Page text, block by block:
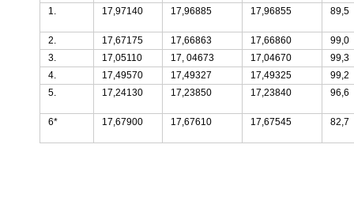
1. 17,97140 17,96885 17,96855 89,5
2. 17,67175 17,66863 17,66860
99,0
3.
17,05110 17, 04673 17,04670
99,3
4.
17,49570 17,49327 17,49325
99,2
5.
17,24130 17,23850 17,23840 96,6
6* 17,67900 17,67610 17,67545 82,7